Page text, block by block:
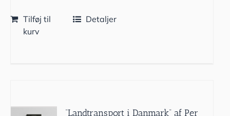
Tilføj til
kurv
Detaljer
“Landtransport i Danmark” af Per